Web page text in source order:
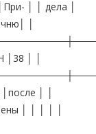
│ │ дела │
│
│ │
│ │
│ │ │ │ │